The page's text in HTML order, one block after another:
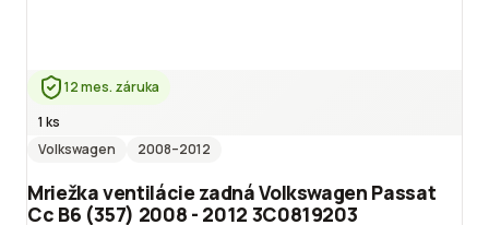
12 mes. záruka
1 ks
Volkswagen
2008–2012
Mriežka ventilácie zadná Volkswagen Passat
Cc B6 (357) 2008 - 2012 3C0819203